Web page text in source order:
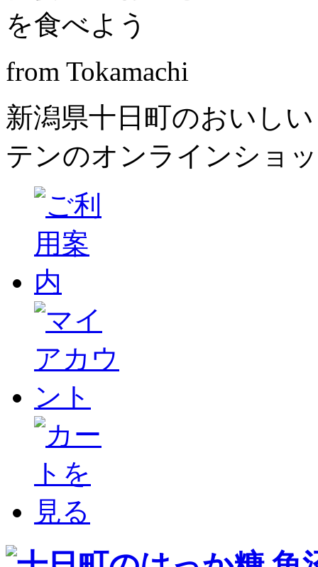
from Tokamachi
新潟県十日町のおいし
テンのオンラインショ